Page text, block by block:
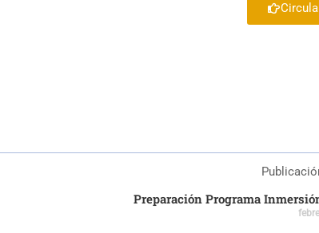
Preparación Programa